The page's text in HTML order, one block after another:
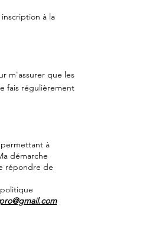
à la
m'assurer que les
fais régulièrement
à
démarche
répondre de